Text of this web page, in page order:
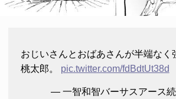
おじいさんとおばあさんが半端なく
桃太郎。 pic.twitter.com/fdBdtUt38d
— 一智和智バーサスアース